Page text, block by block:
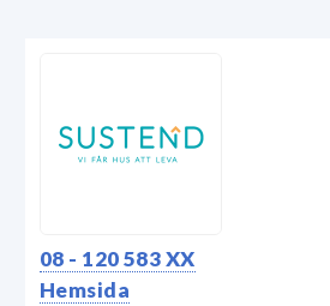
08 - 120 583 XX
Hemsida